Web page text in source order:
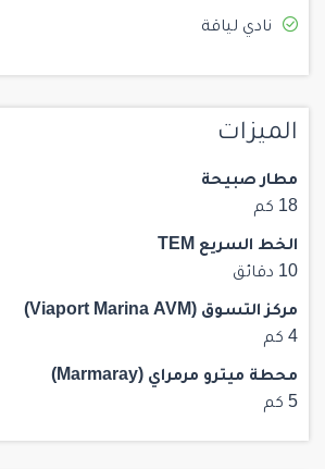
نادي لياقة
الميزات
مطار صبيحة
18 كم
الخط السريع TEM
10 دقائق
مركز التسوق (Viaport Marina AVM)
4 كم
محطة ميترو مرمراي (Marmaray)
5 كم